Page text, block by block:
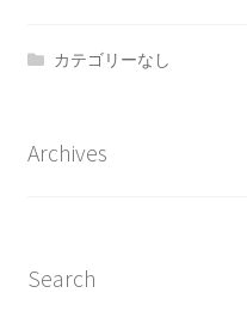
カテゴリーなし
Archives
Search